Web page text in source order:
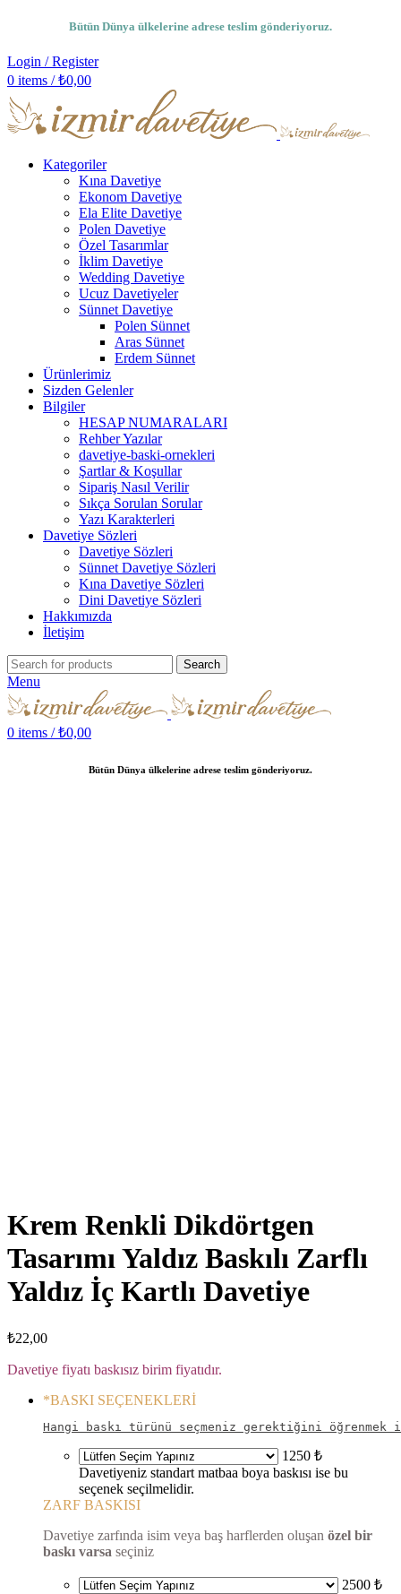
Bütün Dünya ülkelerine adrese teslim gönderiyoruz.
Login / Register
0 items / ₺0,00
Kategoriler
Kına Davetiye
Ekonom Davetiye
Ela Elite Davetiye
Polen Davetiye
Özel Tasarımlar
İklim Davetiye
Wedding Davetiye
Ucuz Davetiyeler
Sünnet Davetiye
Polen Sünnet
Aras Sünnet
Erdem Sünnet
Ürünlerimiz
Sizden Gelenler
Bilgiler
HESAP NUMARALARI
Rehber Yazılar
davetiye-baski-ornekleri
Şartlar & Koşullar
Sipariş Nasıl Verilir
Sıkça Sorulan Sorular
Yazı Karakterleri
Davetiye Sözleri
Davetiye Sözleri
Sünnet Davetiye Sözleri
Kına Davetiye Sözleri
Dini Davetiye Sözleri
Hakkımızda
İletişim
Search
Menu
0 items / ₺0,00
Bütün Dünya ülkelerine adrese teslim gönderiyoruz.
Krem Renkli Dikdörtgen
Tasarımı Yaldız Baskılı Zarflı
Yaldız İç Kartlı Davetiye
₺22,00
Davetiye fiyatı baskısız birim fiyatıdır.
*BASKI SEÇENEKLERİ
Hangi baskı türünü seçmeniz gerektiğini öğrenmek
1250 ₺
Davetiyeniz standart matbaa boya baskısı ise bu
seçenek seçilmelidir.
ZARF BASKISI
Davetiye zarfında isim veya baş harflerden oluşan özel bir
baskı varsa seçiniz
2500 ₺